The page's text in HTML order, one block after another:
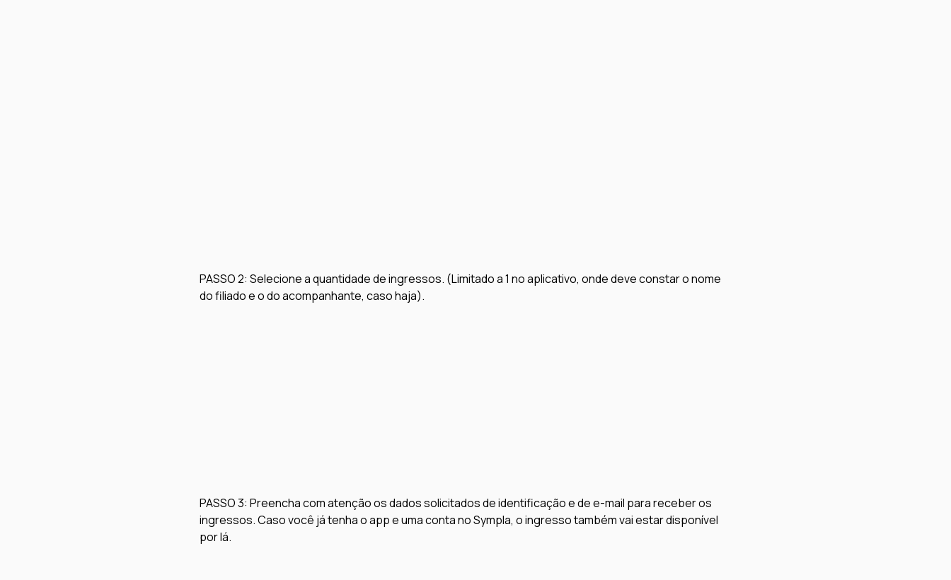
PASSO 2: Selecione a quantidade de ingressos. (Limitado a 1 no aplicativo, onde deve constar o nome
do filiado e o do acompanhante, caso haja).
PASSO 3: Preencha com atenção os dados solicitados de identificação e de e-mail para receber os
ingressos. Caso você já tenha o app e uma conta no Sympla, o ingresso também vai estar disponível
por lá.